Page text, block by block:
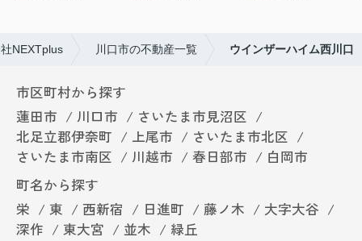
NEXTplus 川口市の不動産一覧 ウインザーハイム西川口
市区町村から探す
蓮田市
川口市
さいたま市見沼区
北足立郡伊奈町
上尾市
さいたま市北区
さいたま市南区
川越市 春日部市
白岡市
町名から探す
栄
東 西新宿 日進町 藤ノ木
大字大谷
深作
東大宮 並木
緑丘